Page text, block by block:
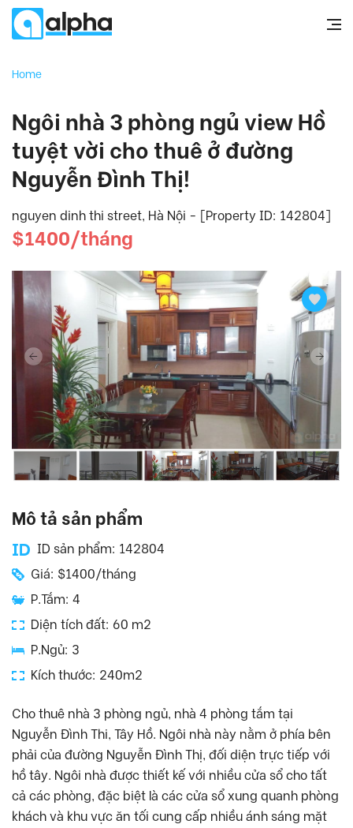
Home
Ngôi nhà 3 phòng ngủ view Hồ
tuyệt vời cho thuê ở đường
Nguyễn Đình Thị!
nguyen dinh thi street, Hà Nội - [Property ID: 142804]
$1400/tháng
Mô tả sản phẩm
ID sản phẩm: 142804
Giá: $1400/tháng
P.Tắm: 4
Diện tích đất: 60 m2
P.Ngủ: 3
Kích thước: 240m2
Cho thuê nhà 3 phòng ngủ, nhà 4 phòng tắm tại
Nguyễn Đình Thi, Tây Hồ. Ngôi nhà này nằm ở phía bên
phải của đường Nguyễn Đình Thị, đối diện trực tiếp với
hồ tây. Ngôi nhà được thiết kế với nhiều cửa sổ cho tất
cả các phòng, đặc biệt là các cửa sổ xung quanh phòng
khách và khu vực ăn tối cung cấp nhiều ánh sáng mặt